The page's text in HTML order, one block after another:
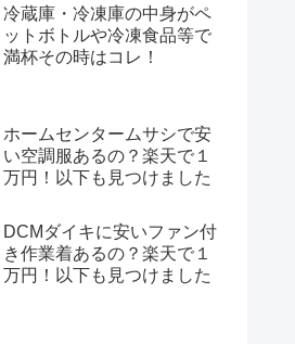
冷蔵庫・冷凍庫の中身がペ
ットボトルや冷凍食品等で
満杯その時はコレ！
ホームセンタームサシで安
い空調服あるの？楽天で１
万円！以下も見つけました
DCMダイキに安いファン付
き作業着あるの？楽天で１
万円！以下も見つけました